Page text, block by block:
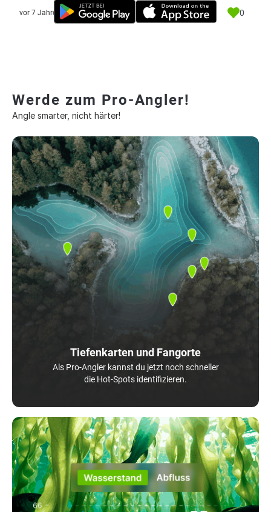
vor 7 Jahre 0
Werde zum Pro-Angler!
Angle smarter, nicht härter!
Tiefenkarten und Fangorte
Als Pro-Angler kannst du jetzt noch schneller
die Hot-Spots identifizieren.